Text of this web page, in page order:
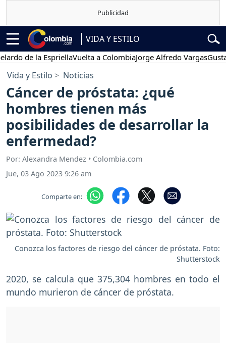
VIDA Y ESTILO
de la EspriellaVuelta a ColombiaJorge Alfredo VargasGustavo
Vida y Estilo Noticias
Cáncer de próstata: ¿qué
hombres tienen más
posibilidades de desarrollar la
enfermedad?
Por: Alexandra Mendez • Colombia.com
Jue, 03 Ago 2023 9:26 am
Comparte en:
Conozca los factores de riesgo del cáncer de próstata. Foto:
Shutterstock
2020, se calcula que 375,304 hombres en todo el
mundo murieron de cáncer de próstata.